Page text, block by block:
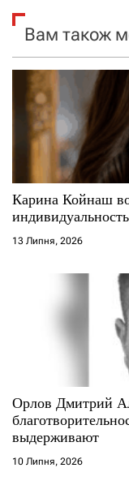
я
з
с
і
Вам також
Карина Койнаш
13 Липня, 2026
Орлов Дмитрий
выдерживают
10 Липня, 2026